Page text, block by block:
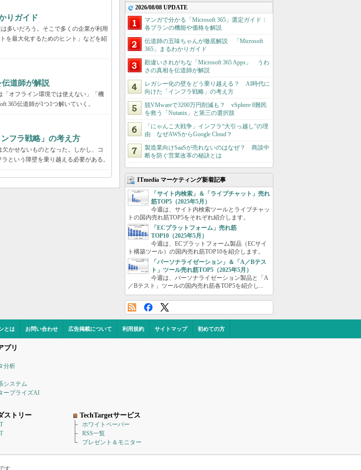
りガイド
多いだろう。そこで多くの企業が利用
を最大化するためのヒント」などを紹
道師が解説
「オフライン環境では使えない」「機
365伝道師が1つ1つ解いていく。
フラ戦略」の考え方
かせないものとなった。しかし、コ
という障壁を乗り越える必要がある。
2026/08/08 UPDATE
マンガで分かる「Microsoft 365」選定ガイド：
各プランの機能や価格を解説
伝道師の五味ちゃんが徹底解説 「Microsoft
365」まるわかりガイド
勘違いされがちな「Microsoft 365 Apps」 うわ
さの真相を伝道師が解説
レガシー化の壁をどう乗り越える？ AI時代に
向けた「インフラ戦略」の考え方
脱VMwareで3200万円削減も？ vSphere 8難民
を救う「Nutanix」と第三の選択肢
「にゃんこ大戦争」インフラ“大引っ越し”の理
由 なぜAWSからGoogle Cloud？
製造業向けSaaSが売れないのはなぜ？ 商談中
断を防ぐ営業改革の秘訣とは
ITmedia マーケティング新着記事
「サイト内検索」＆「ライブチャット」売れ
筋TOP5（2025年5月）
今週は、サイト内検索ツールとライブチャッ
トの国内売れ筋TOP5をそれぞれ紹介します。
「ECプラットフォーム」売れ筋
TOP10（2025年5月）
今週は、ECプラットフォーム製品（ECサイ
ト構築ツール）の国内売れ筋TOP10を紹介します。
「パーソナライゼーション」＆「A／Bテス
ト」ツール売れ筋TOP5（2025年5月）
今週は、パーソナライゼーション製品と「A
／Bテスト」ツールの国内売れ筋各TOP5を紹介し...
とは お問い合わせ 広告掲載について 利用規約 サイトマップ 初めての方
プリ
分析
システム
ープライズAI
ストリー TechTargetサービス
ホワイトペーパー
RSS一覧
プレゼント＆モニター
す。